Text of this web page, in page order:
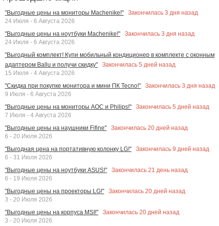
"Выгодные цены на мониторы Machenike!" Закончилась 3 дня назад
24 Июля - 6 Августа 2026
"Выгодные цены на ноутбуки Machenike!"
Закончилась 3 дня назад
24 Июля - 6 Августа 2026
"Выгодный комплект! Купи мобильный кондиционер в комплекте с оконным
адаптером Ballu и получи скидку"
Закончилась 5 дней назад
15 Июля - 4 Августа 2026
"Скидка при покупке монитора и мини ПК Tecno!"
Закончилась 3 дня назад
9 Июля - 6 Августа 2026
"Выгодные цены на мониторы AOC и Philips!"
Закончилась 5 дней назад
7 Июля - 4 Августа 2026
"Выгодные цены на наушники Fifine"
Закончилась 20 дней назад
6 - 20 Июля 2026
"Выгодная цена на портативную колонку LG!"
Закончилась 9 дней назад
6 - 31 Июля 2026
"Выгодные цены на ноутбуки ASUS!"
Закончилась 21 день назад
6 - 19 Июля 2026
"Выгодные цены на проекторы LG!"
Закончилась 20 дней назад
3 - 20 Июля 2026
"Выгодные цены на корпуса MSI!"
Закончилась 20 дней назад
3 - 20 Июля 2026